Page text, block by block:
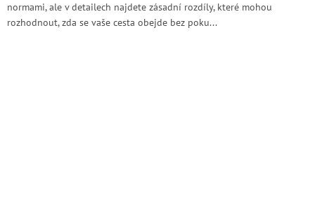
normami, ale v detailech najdete zásadní rozdíly, které mohou
rozhodnout, zda se vaše cesta obejde bez poku...